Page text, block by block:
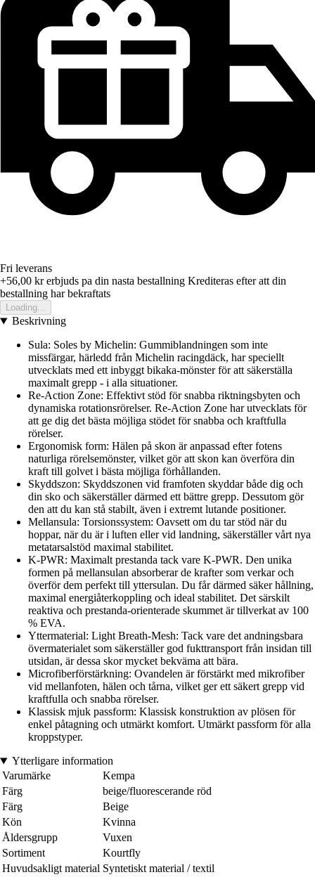
Fri leverans
+56,00 krerbjuds pa din nasta bestallning Krediteras efter att din
bestallning har bekraftats
Loading...
Beskrivning
Sula: Soles by Michelin: Gummiblandningen som inte
missfärgar, härledd från Michelin racingdäck, har speciellt
utvecklats med ett inbyggt bikaka-mönster för att säkerställa
maximalt grepp - i alla situationer.
Re-Action Zone: Effektivt stöd för snabba riktningsbyten och
dynamiska rotationsrörelser. Re-Action Zone har utvecklats för
att ge dig det bästa möjliga stödet för snabba och kraftfulla
rörelser.
Ergonomisk form: Hälen på skon är anpassad efter fotens
naturliga rörelsemönster, vilket gör att skon kan överföra din
kraft till golvet i bästa möjliga förhållanden.
Skyddszon: Skyddszonen vid framfoten skyddar både dig och
din sko och säkerställer därmed ett bättre grepp. Dessutom gör
den att du kan stå stabilt, även i extremt lutande positioner.
Mellansula: Torsionssystem: Oavsett om du tar stöd när du
hoppar, när du är i luften eller vid landning, säkerställer vårt nya
metatarsalstöd maximal stabilitet.
K-PWR: Maximalt prestanda tack vare K-PWR. Den unika
formen på mellansulan absorberar de krafter som verkar och
överför dem perfekt till yttersulan. Du får därmed säker hållning,
maximal energiåterkoppling och ideal stabilitet. Det särskilt
reaktiva och prestanda-orienterade skummet är tillverkat av 100
% EVA.
Yttermaterial: Light Breath-Mesh: Tack vare det andningsbara
övermaterialet som säkerställer god fukttransport från insidan till
utsidan, är dessa skor mycket bekväma att bära.
Microfiberförstärkning: Ovandelen är förstärkt med mikrofiber
vid mellanfoten, hälen och tårna, vilket ger ett säkert grepp vid
kraftfulla och snabba rörelser.
Klassisk mjuk passform: Klassisk konstruktion av plösen för
enkel påtagning och utmärkt komfort. Utmärkt passform för alla
kroppstyper.
Ytterligare information
Varumärke
Kempa
Färg
beige/fluorescerande röd
Färg
Beige
Kön
Kvinna
Åldersgrupp
Vuxen
Sortiment
Kourtfly
Huvudsakligt material Syntetiskt material / textil